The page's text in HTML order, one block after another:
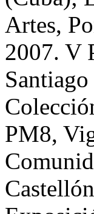
Artes,
2007. V
PM8,